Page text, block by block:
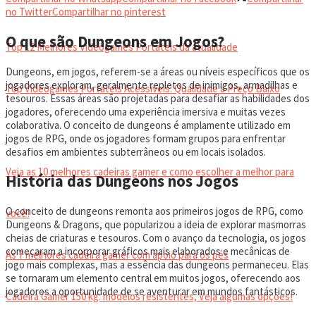
VIDEOGAMES PORTÁTEIS
Top 12 Melhores Videogames Portáteis da atualidade
Top Videogames Portáteis Acessíveis: Qualidade a Preço Baixo
CADEIRA GAMER
Veja as 10 melhores cadeiras gamer e como escolher a melhor para
você!
As 7 melhores cadeira gamer com apoio para os pés
Cadeira Gamer 150 kg: modelos resistentes, Veja algumas opções!
no TwitterCompartilhar no pinterest
O que são Dungeons em Jogos?
Dungeons, em jogos, referem-se a áreas ou níveis específicos que os
jogadores exploram, geralmente repletos de inimigos, armadilhas e
tesouros. Essas áreas são projetadas para desafiar as habilidades dos
jogadores, oferecendo uma experiência imersiva e muitas vezes
colaborativa. O conceito de dungeons é amplamente utilizado em
jogos de RPG, onde os jogadores formam grupos para enfrentar
desafios em ambientes subterrâneos ou em locais isolados.
História das Dungeons nos Jogos
O conceito de dungeons remonta aos primeiros jogos de RPG, como
Dungeons & Dragons, que popularizou a ideia de explorar masmorras
cheias de criaturas e tesouros. Com o avanço da tecnologia, os jogos
começaram a incorporar gráficos mais elaborados e mecânicas de
jogo mais complexas, mas a essência das dungeons permaneceu. Elas
se tornaram um elemento central em muitos jogos, oferecendo aos
jogadores a oportunidade de se aventurar em mundos fantásticos.